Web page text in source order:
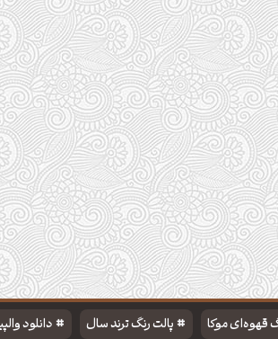
قهوه‌ای موکا پالت رنگ ترند سال دانلود